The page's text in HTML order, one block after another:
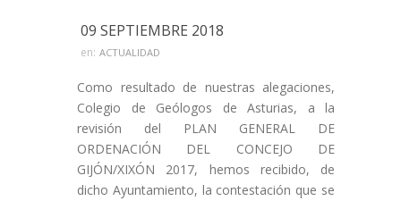
09 SEPTIEMBRE 2018
en: ACTUALIDAD
Como resultado de nuestras alegaciones,
Colegio de Geólogos de Asturias, a la
revisión del PLAN GENERAL DE
ORDENACIÓN DEL CONCEJO DE
GIJÓN/XIXÓN 2017, hemos recibido, de
dicho Ayuntamiento, la contestación que se